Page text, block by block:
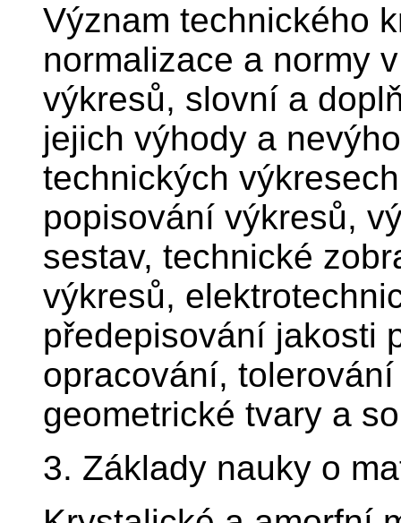
Význam technického
normalizace a normy
výkresů, slovní a
jejich výhody a
technických
popisování výkresů,
sestav, technické
výkresů,
předepisování jakosti
opracování,
geometrické tvary a
3. Základy nauky o